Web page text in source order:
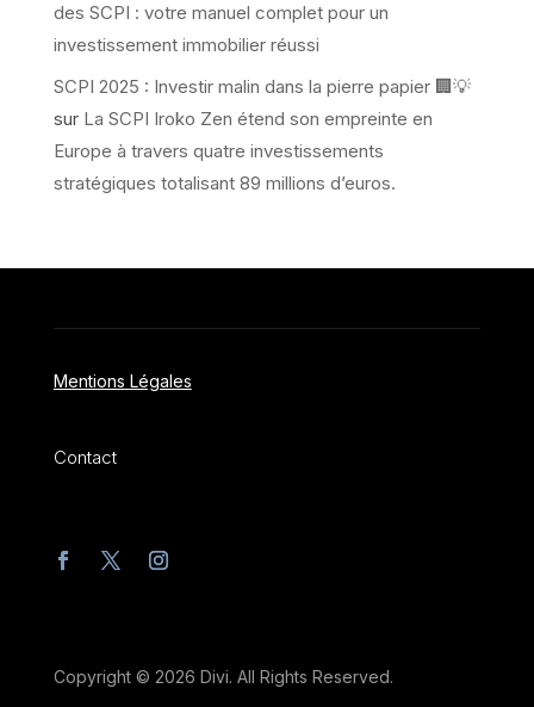
des SCPI : votre manuel complet pour un
investissement immobilier réussi
SCPI 2025 : Investir malin dans la pierre papier 🏢💡
sur La SCPI Iroko Zen étend son empreinte en
Europe à travers quatre investissements
stratégiques totalisant 89 millions d’euros.
Mentions Légales
Contact
Copyright © 2026 Divi. All Rights Reserved.